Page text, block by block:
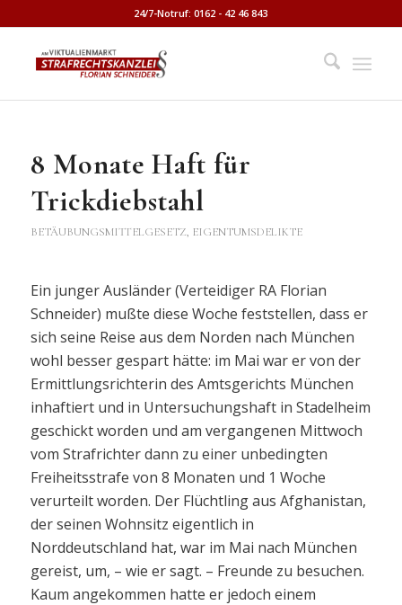
24/7-Notruf: 0162 - 42 46 843
8 Monate Haft für
Trickdiebstahl
BETÄUBUNGSMITTELGESETZ, EIGENTUMSDELIKTE
Ein junger Ausländer (Verteidiger RA Florian
Schneider) mußte diese Woche feststellen, dass er
sich seine Reise aus dem Norden nach München
wohl besser gespart hätte: im Mai war er von der
Ermittlungsrichterin des Amtsgerichts München
inhaftiert und in Untersuchungshaft in Stadelheim
geschickt worden und am vergangenen Mittwoch
vom Strafrichter dann zu einer unbedingten
Freiheitsstrafe von 8 Monaten und 1 Woche
verurteilt worden. Der Flüchtling aus Afghanistan,
der seinen Wohnsitz eigentlich in
Norddeutschland hat, war im Mai nach München
gereist, um, – wie er sagt. – Freunde zu besuchen.
Kaum angekommen hatte er jedoch einem